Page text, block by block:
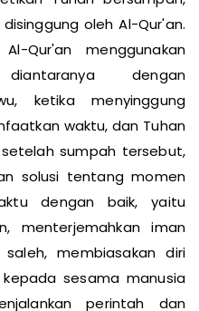
Tuhan bersumpah,
oleh Al-Qur'an.
Qur'an menggunakan
dengan
ketika menyinggung
waktu, dan Tuhan
sumpah tersebut,
solusi tentang momen
dengan baik, yaitu
menterjemahkan iman
membiasakan diri
sesama manusia